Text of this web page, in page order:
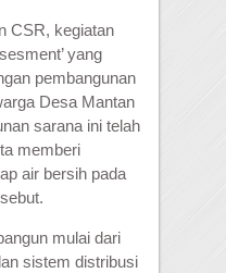
CSR, kegiatan
yang
pembangunan
Desa Mantan
sarana ini telah
memberi
air bersih pada
mulai dari
sistem distribusi